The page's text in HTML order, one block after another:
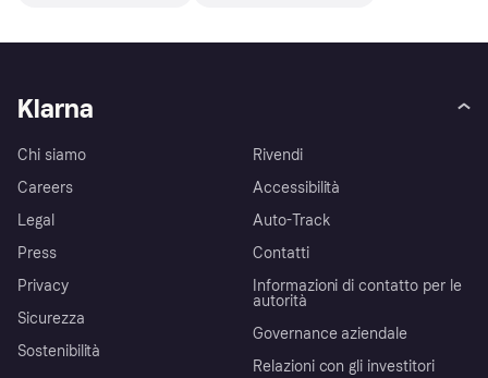
Klarna
Chi siamo
Careers
Legal
Press
Privacy
Sicurezza
Sostenibilità
Rivendi
Accessibilità
Auto-Track
Contatti
Informazioni di contatto per le
autorità
Governance aziendale
Relazioni con gli investitori